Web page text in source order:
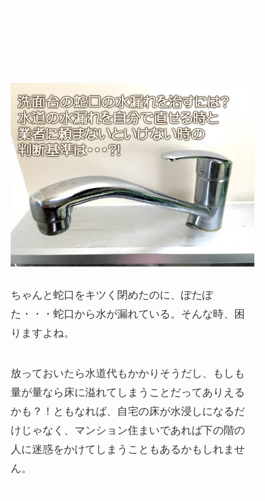
ちゃんと蛇口をキツく閉めたのに、ぽたぽ
た・・・蛇口から水が漏れている。そんな時、困
りますよね。
放っておいたら水道代もかかりそうだし、もしも
量が量なら床に溢れてしまうことだってありえる
かも？！ともなれば、自宅の床が水浸しになるだ
けじゃなく、マンション住まいであれば下の階の
人に迷惑をかけてしまうこともあるかもしれませ
ん。